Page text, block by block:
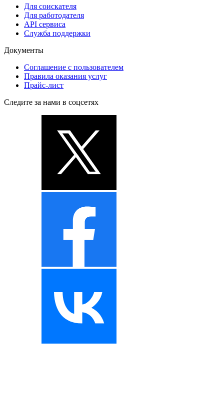
Для соискателя
Для работодателя
API сервиса
Служба поддержки
Документы
Соглашение с пользователем
Правила оказания услуг
Прайс-лист
Следите за нами в соцсетях